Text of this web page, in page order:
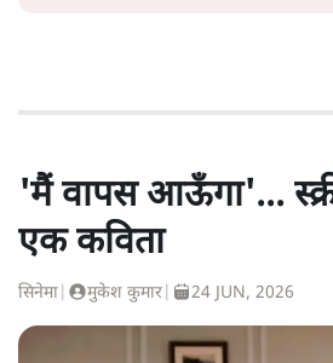
'मैं वापस आऊँगा'...
एक कविता
सिनेमा मुकेश कुमार 24 JUN, 2026